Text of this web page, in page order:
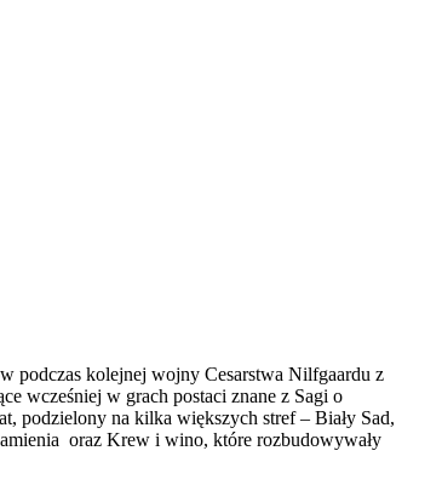
podczas kolejnej wojny Cesarstwa Nilfgaardu z
wcześniej w grach postaci znane z Sagi o
podzielony na kilka większych stref – Biały Sad,
oraz Krew i wino, które rozbudowywały